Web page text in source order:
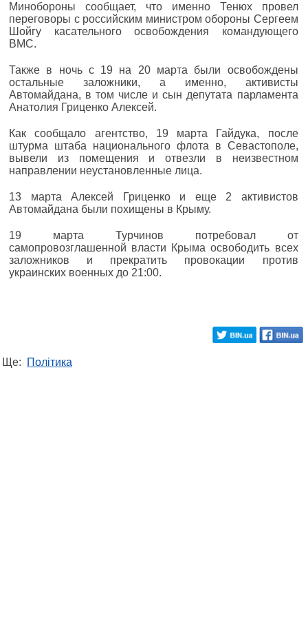
Минобороны сообщает, что именно Тенюх провел
переговоры с российским министром обороны Сергеем
Шойгу касательного освобождения командующего
ВМС.
Также в ночь с 19 на 20 марта были освобождены
остальные заложники, а именно, активисты
Автомайдана, в том числе и сын депутата парламента
Анатолия Гриценко Алексей.
Как сообщало агентство, 19 марта Гайдука, после
штурма штаба национального флота в Севастополе,
вывели из помещения и отвезли в неизвестном
направлении неустановленные лица.
13 марта Алексей Гриценко и еще 2 активистов
Автомайдана были похищены в Крыму.
19 марта Турчинов потребовал от
самопровозглашенной власти Крыма освободить всех
заложников и прекратить провокации против
украинских военных до 21:00.
Ще: Політика